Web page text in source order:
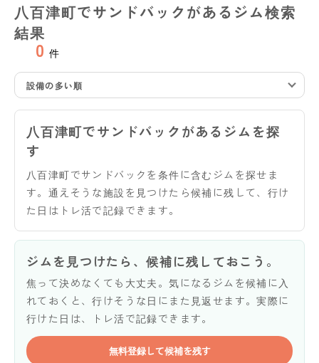
八百津町でサンドバックがあるジム検索
結果
0 件
設備の多い順
八百津町でサンドバックがあるジムを探
す
八百津町でサンドバックを条件に含むジムを探せま
す。通えそうな施設を見つけたら候補に残して、行け
た日はトレ活で記録できます。
ジムを見つけたら、候補に残しておこう。
焦って決めなくても大丈夫。気になるジムを候補に入
れておくと、行けそうな日にまた見返せます。実際に
行けた日は、トレ活で記録できます。
無料登録して候補を残す